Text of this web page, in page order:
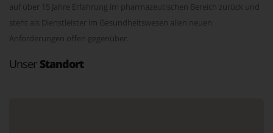
auf über 15 Jahre Erfahrung im pharmazeutischen Bereich zurück und
steht als Dienstleister im Gesundheitswesen allen neuen
Anforderungen offen gegenüber.
Unser Standort